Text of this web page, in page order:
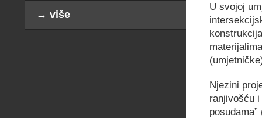
→ više
U svojoj
Njezini
ranjivošću